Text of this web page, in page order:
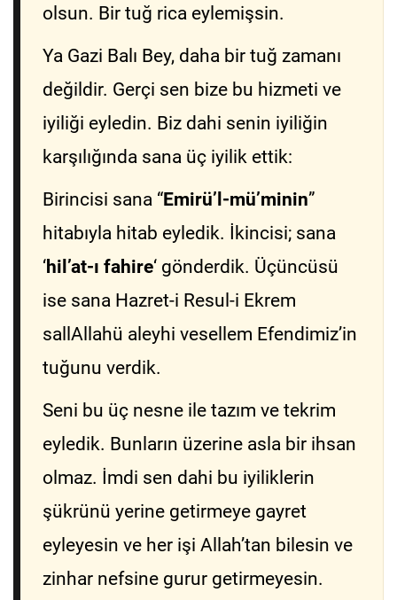
olsun. Bir tuğ rica eylemişsin.
Ya Gazi Balı Bey, daha bir tuğ zamanı
değildir. Gerçi sen bize bu hizmeti ve
iyiliği eyledin. Biz dahi senin iyiliğin
karşılığında sana üç iyilik ettik:
Birincisi sana “Emirü’l-mü’minin”
hitabıyla hitab eyledik. İkincisi; sana
‘hil’at-ı fahire‘ gönderdik. Üçüncüsü
ise sana Hazret-i Resul-i Ekrem
sallAllahü aleyhi vesellem Efendimiz’in
tuğunu verdik.
Seni bu üç nesne ile tazım ve tekrim
eyledik. Bunların üzerine asla bir ihsan
olmaz. İmdi sen dahi bu iyiliklerin
şükrünü yerine getirmeye gayret
eyleyesin ve her işi Allah’tan bilesin ve
zinhar nefsine gurur getirmeyesin.